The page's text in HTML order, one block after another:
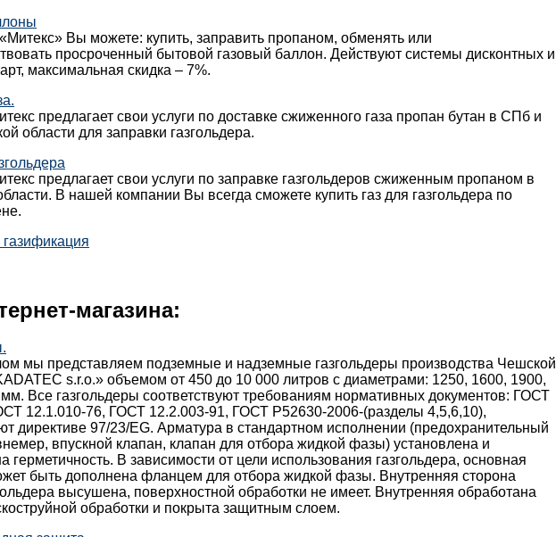
Вы можете: купить, заправить пропаном, обменять или
просроченный бытовой газовый баллон. Действуют системы дисконтных и
максимальная скидка – 7%.
предлагает свои услуги по доставке сжиженного газа пропан бутан в СПб и
области для заправки газгольдера.
предлагает свои услуги по заправке газгольдеров сжиженным пропаном в
В нашей компании Вы всегда сможете купить газ для газгольдера по
магазина:
мы представляем подземные и надземные газгольдеры производства Чешской
s.r.o.» объемом от 450 до 10 000 литров с диаметрами: 1250, 1600, 1900,
Все газгольдеры соответствуют требованиям нормативных документов: ГОСТ
12.1.010-76, ГОСТ 12.2.003-91, ГОСТ Р52630-2006-(разделы 4,5,6,10),
директиве 97/23/EG. Арматура в стандартном исполнении (предохранительный
впускной клапан, клапан для отбора жидкой фазы) установлена и
герметичность. В зависимости от цели использования газгольдера, основная
быть дополнена фланцем для отбора жидкой фазы. Внутренняя сторона
высушена, поверхностной обработки не имеет. Внутренняя обработана
обработки и покрыта защитным слоем.